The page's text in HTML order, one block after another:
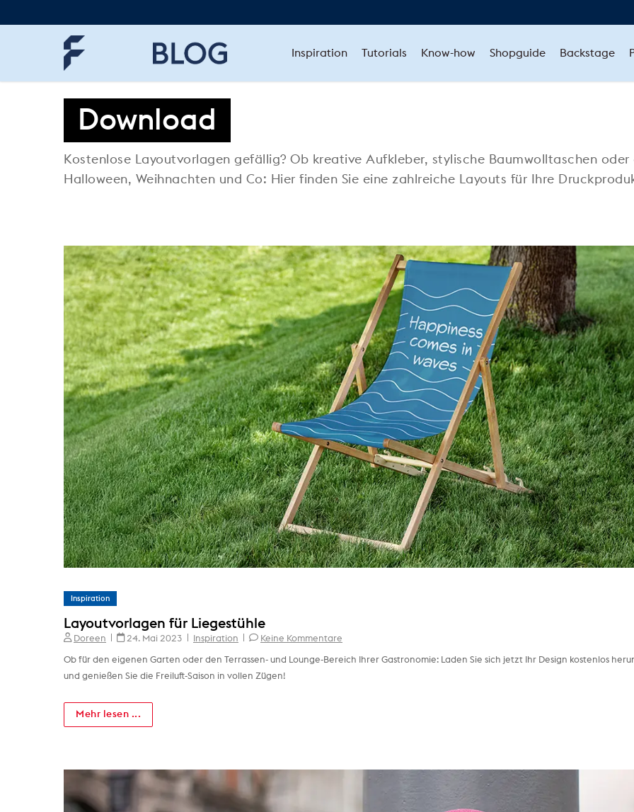
Inspiration Tutorials Know-how Shopguide Backstage
Download
Kostenlose Layoutvorlagen gefällig? Ob kreative Aufkleber, stylische Baumwolltaschen
Halloween, Weihnachten und Co: Hier finden Sie eine zahlreiche Layouts für Ihre
Inspiration
Layoutvorlagen für Liegestühle
Doreen 24. Mai 2023 Inspiration Keine Kommentare
Ob für den eigenen Garten oder den Terrassen- und Lounge-Bereich Ihrer Gastronomie: Laden Sie sich jetzt Ihr Design kostenlos
und genießen Sie die Freiluft-Saison in vollen Zügen!
Mehr lesen ...